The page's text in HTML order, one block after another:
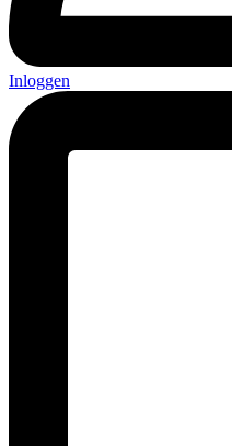
Inloggen